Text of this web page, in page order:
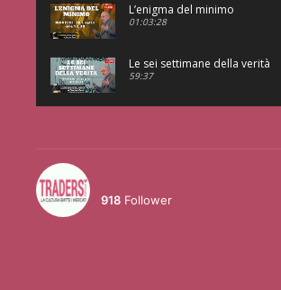
L’enigma del minimo
01:03:28
Le sei settimane della verità
59:37
918 Follower